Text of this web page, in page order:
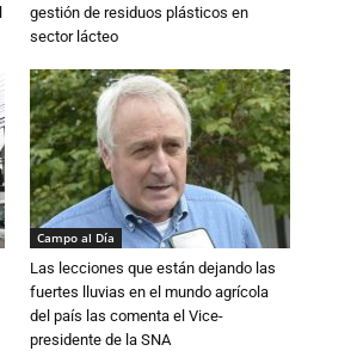
gestión de residuos plásticos en
sector lácteo
Campo al Día
Las lecciones que están dejando las
fuertes lluvias en el mundo agrícola
del país las comenta el Vice-
presidente de la SNA